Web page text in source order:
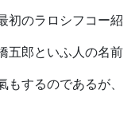
初のラロシフコー紹
五郎といふ人の名前
するのであるが、